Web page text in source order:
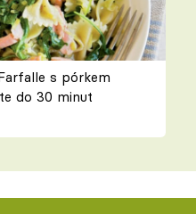
s pórkem
do 30 minut